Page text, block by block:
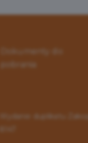
Dokumenty do
pobrania
Wydanie duplikatu